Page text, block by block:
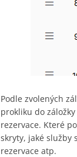
Podle zvolených
prokliku do
rezervace. Které
skryty, jaké služby
rezervace atp.